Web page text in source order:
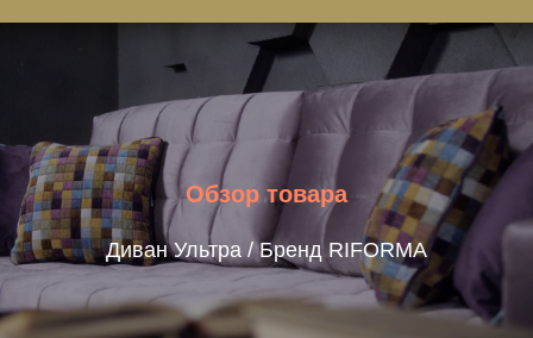
Обзор товара
Диван Ультра / Бренд RIFORMA